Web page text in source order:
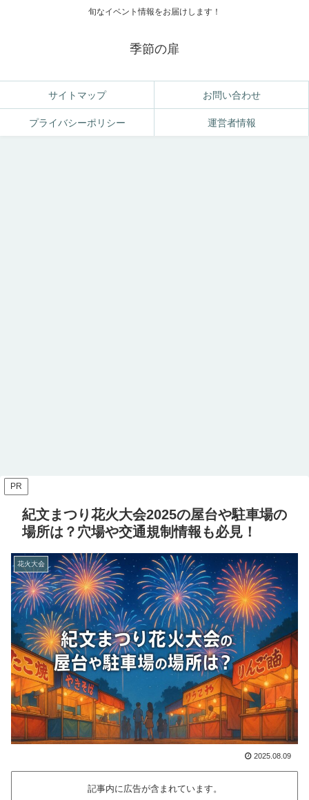
旬なイベント情報をお届けします！
季節の扉
サイトマップ お問い合わせ
プライバシーポリシー 運営者情報
PR
紀文まつり花火大会2025の屋台や駐車場の
場所は？穴場や交通規制情報も必見！
花火大会
2025.08.09
記事内に広告が含まれています。